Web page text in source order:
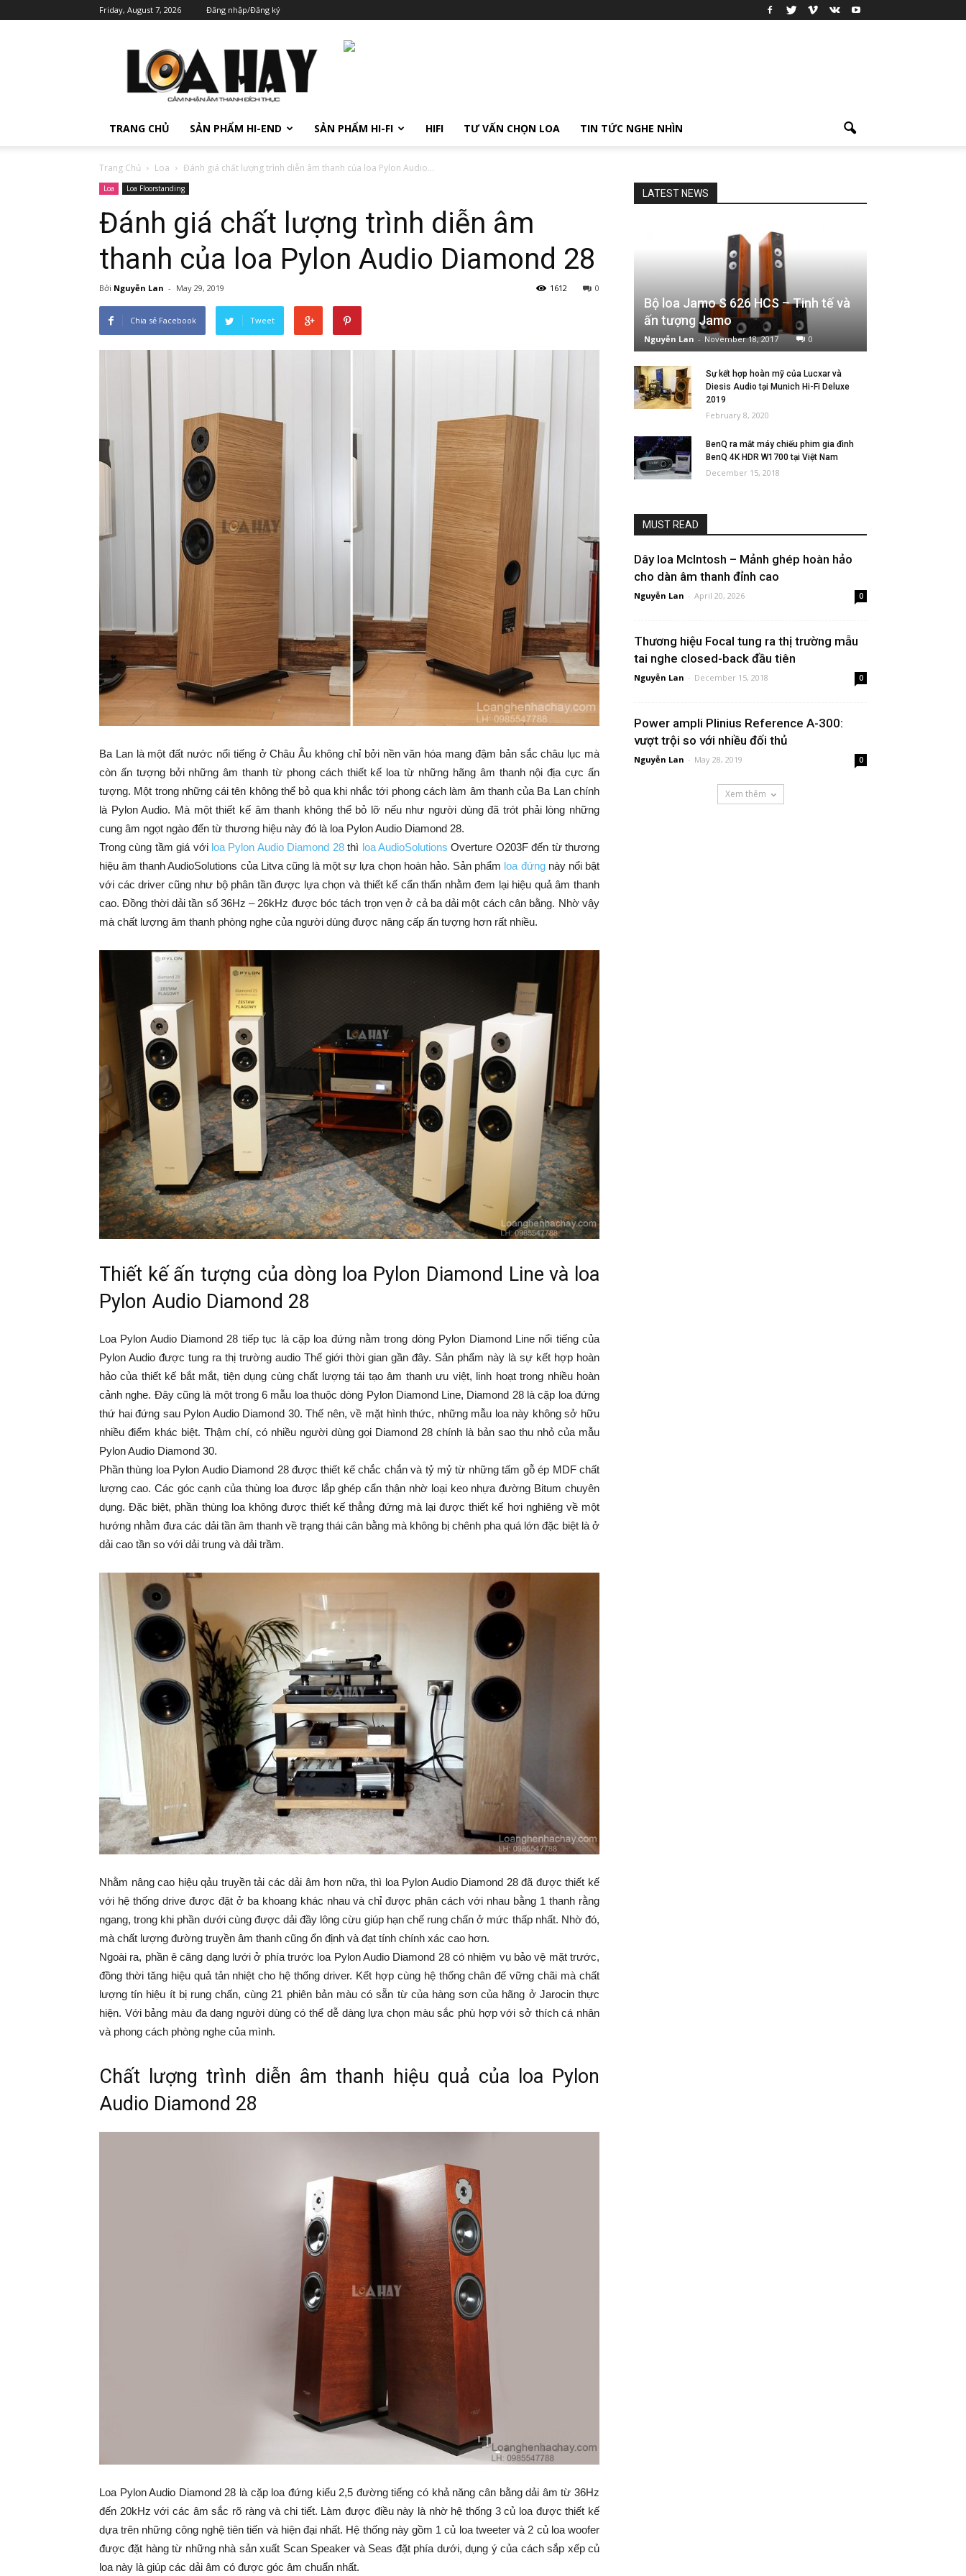
Friday, August 7, 2026 Đăng nhập/Đăng ký
TRANG CHỦ SẢN PHẨM HI-END SẢN PHẨM HI-FI HIFI TƯ VẤN CHỌN LOA TIN TỨC NGHE NHÌN
Trang Chủ Loa Đánh giá chất lượng trình diễn âm thanh của loa Pylon Audio...
Loa Loa Floorstanding
Đánh giá chất lượng trình diễn âm
thanh của loa Pylon Audio Diamond 28
Bởi Nguyễn Lan - May 29, 2019 0
1612
Chia sẻ Facebook Tweet
Ba Lan là một đất nước nổi tiếng ở Châu Âu không chỉ bởi nền văn hóa mang đậm bản sắc châu lục mà
còn ấn tượng bởi những âm thanh từ phong cách thiết kế loa từ những hãng âm thanh nội địa cực ấn
tượng. Một trong những cái tên không thể bỏ qua khi nhắc tới phong cách làm âm thanh của Ba Lan chính
là Pylon Audio. Mà một thiết kế âm thanh không thể bỏ lỡ nếu như người dùng đã trót phải lòng những
cung âm ngọt ngào đến từ thương hiệu này đó là loa Pylon Audio Diamond 28.
Trong cùng tầm giá với loa Pylon Audio Diamond 28thì loa AudioSolutions Overture O203F đến từ thương
hiệu âm thanh AudioSolutions của Litva cũng là một sự lựa chọn hoàn hảo. Sản phẩm loa đứngnày nổi bật
với các driver cũng như bộ phân tần được lựa chọn và thiết kế cẩn thẩn nhằm đem lại hiệu quả âm thanh
cao. Đồng thời dải tần số 36Hz – 26kHz được bóc tách trọn vẹn ở cả ba dải một cách cân bằng. Nhờ vậy
mà chất lượng âm thanh phòng nghe của người dùng được nâng cấp ấn tượng hơn rất nhiều.
Thiết kế ấn tượng của dòng loa Pylon Diamond Line và loa
Pylon Audio Diamond 28
Loa Pylon Audio Diamond 28 tiếp tục là cặp loa đứng nằm trong dòng Pylon Diamond Line nổi tiếng của
Pylon Audio được tung ra thị trường audio Thế giới thời gian gần đây. Sản phẩm này là sự kết hợp hoàn
hảo của thiết kế bắt mắt, tiện dụng cùng chất lượng tái tạo âm thanh ưu việt, linh hoạt trong nhiều hoàn
cảnh nghe. Đây cũng là một trong 6 mẫu loa thuộc dòng Pylon Diamond Line, Diamond 28 là cặp loa đứng
thứ hai đứng sau Pylon Audio Diamond 30. Thế nên, về mặt hình thức, những mẫu loa này không sở hữu
nhiều điểm khác biệt. Thậm chí, có nhiều người dùng gọi Diamond 28 chính là bản sao thu nhỏ của mẫu
Pylon Audio Diamond 30.
Phần thùng loa Pylon Audio Diamond 28 được thiết kế chắc chắn và tỷ mỷ từ những tấm gỗ ép MDF chất
lượng cao. Các góc cạnh của thùng loa được lắp ghép cẩn thận nhờ loại keo nhựa đường Bitum chuyên
dụng. Đặc biệt, phần thùng loa không được thiết kế thẳng đứng mà lại được thiết kế hơi nghiêng về một
hướng nhằm đưa các dải tần âm thanh về trạng thái cân bằng mà không bị chênh pha quá lớn đặc biệt là ở
dải cao tần so với dải trung và dải trầm.
Nhằm nâng cao hiệu qảu truyền tải các dải âm hơn nữa, thì loa Pylon Audio Diamond 28 đã được thiết kế
với hệ thống drive được đặt ở ba khoang khác nhau và chỉ được phân cách với nhau bằng 1 thanh rằng
ngang, trong khi phần dưới cùng được dải đầy lông cừu giúp hạn chế rung chấn ở mức thấp nhất. Nhờ đó,
mà chất lượng đường truyền âm thanh cũng ổn định và đạt tính chính xác cao hơn.
Ngoài ra, phần ê căng dạng lưới ở phía trước loa Pylon Audio Diamond 28 có nhiệm vụ bảo vệ mặt trước,
đồng thời tăng hiệu quả tản nhiệt cho hệ thống driver. Kết hợp cùng hệ thống chân đế vững chãi mà chất
lượng tín hiệu ít bị rung chấn, cùng 21 phiên bản màu có sẵn từ của hàng sơn của hãng ở Jarocin thực
hiện. Với bảng màu đa dạng người dùng có thể dễ dàng lựa chọn màu sắc phù hợp với sở thích cá nhân
và phong cách phòng nghe của mình.
Chất lượng trình diễn âm thanh hiệu quả của loa Pylon
Audio Diamond 28
Loa Pylon Audio Diamond 28 là cặp loa đứng kiểu 2,5 đường tiếng có khả năng cân bằng dải âm từ 36Hz
đến 20kHz với các âm sắc rõ ràng và chi tiết. Làm được điều này là nhờ hệ thống 3 củ loa được thiết kế
dựa trên những công nghệ tiên tiến và hiện đại nhất. Hệ thống này gồm 1 củ loa tweeter và 2 củ loa woofer
được đặt hàng từ những nhà sản xuất Scan Speaker và Seas đặt phía dưới, dụng ý của cách sắp xếp củ
loa này là giúp các dải âm có được góc âm chuẩn nhất.
LATEST NEWS
Bộ loa Jamo S 626 HCS – Tinh tế và
ấn tượng Jamo
Nguyễn Lan - November 18, 2017 0
Sự kết hợp hoàn mỹ của Lucxar và
Diesis Audio tại Munich Hi-Fi Deluxe
2019
February 8, 2020
BenQ ra mắt máy chiếu phim gia đình
BenQ 4K HDR W1700 tại Việt Nam
December 15, 2018
MUST READ
Dây loa McIntosh – Mảnh ghép hoàn hảo
cho dàn âm thanh đỉnh cao
Nguyễn Lan - April 20, 2026 0
Thương hiệu Focal tung ra thị trường mẫu
tai nghe closed-back đầu tiên
Nguyễn Lan - December 15, 2018 0
Power ampli Plinius Reference A-300:
vượt trội so với nhiều đối thủ
Nguyễn Lan - May 28, 2019 0
Xem thêm